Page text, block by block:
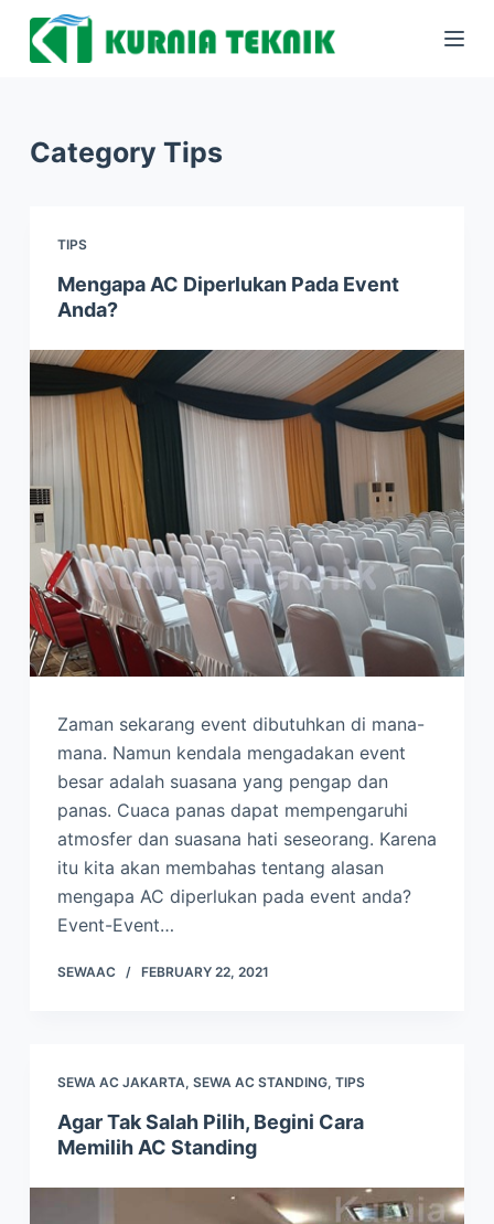
S
k
n
Category Tips
TIPS
Mengapa AC Diperlukan Pada Event
Anda?
Zaman sekarang event dibutuhkan di mana-
mana. Namun kendala mengadakan event
besar adalah suasana yang pengap dan
panas. Cuaca panas dapat mempengaruhi
atmosfer dan suasana hati seseorang. Karena
itu kita akan membahas tentang alasan
mengapa AC diperlukan pada event anda?
Event-Event…
SEWAAC FEBRUARY 22, 2021
SEWA AC JAKARTA, SEWA AC STANDING, TIPS
Agar Tak Salah Pilih, Begini Cara
Memilih AC Standing